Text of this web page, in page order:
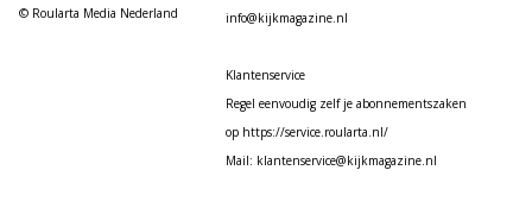
© Roularta Media Nederland
info@kijkmagazine.nl
Klantenservice
Regel eenvoudig zelf je abonnementszaken
op https://service.roularta.nl/
Mail: klantenservice@kijkmagazine.nl